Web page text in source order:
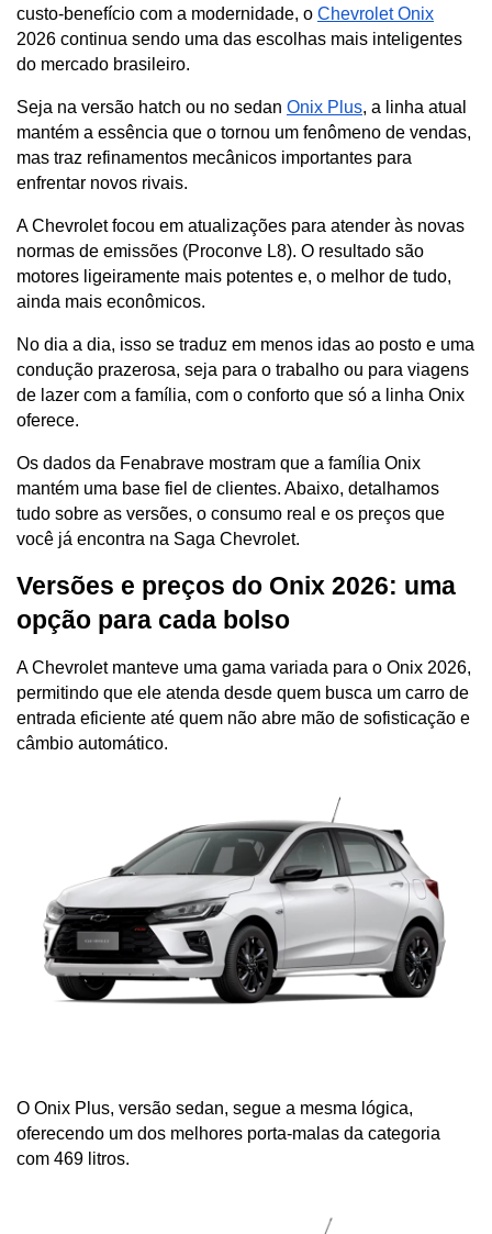
custo-benefício com a modernidade, o Chevrolet Onix
2026 continua sendo uma das escolhas mais inteligentes
do mercado brasileiro.
Seja na versão hatch ou no sedan Onix Plus, a linha atual
mantém a essência que o tornou um fenômeno de vendas,
mas traz refinamentos mecânicos importantes para
enfrentar novos rivais.
A Chevrolet focou em atualizações para atender às novas
normas de emissões (Proconve L8). O resultado são
motores ligeiramente mais potentes e, o melhor de tudo,
ainda mais econômicos.
No dia a dia, isso se traduz em menos idas ao posto e uma
condução prazerosa, seja para o trabalho ou para viagens
de lazer com a família, com o conforto que só a linha Onix
oferece.
Os dados da Fenabrave mostram que a família Onix
mantém uma base fiel de clientes. Abaixo, detalhamos
tudo sobre as versões, o consumo real e os preços que
você já encontra na Saga Chevrolet.
Versões e preços do Onix 2026: uma
opção para cada bolso
A Chevrolet manteve uma gama variada para o Onix 2026,
permitindo que ele atenda desde quem busca um carro de
entrada eficiente até quem não abre mão de sofisticação e
câmbio automático.
O Onix Plus, versão sedan, segue a mesma lógica,
oferecendo um dos melhores porta-malas da categoria
com 469 litros.